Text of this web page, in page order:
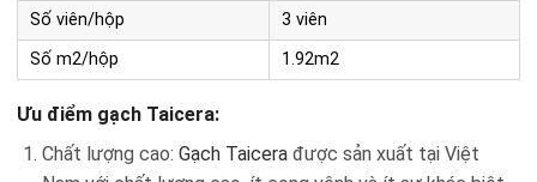
Số viên/hộp
3 viên
Số m2/hộp
1.92m2
Ưu điểm gạch Taicera:
Chất lượng cao: Gạch Taicerađược sản xuất tại Việt